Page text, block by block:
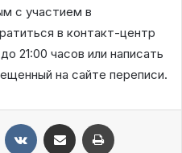
с участием в
в контакт-центр
21:00 часов или написать
на сайте переписи.